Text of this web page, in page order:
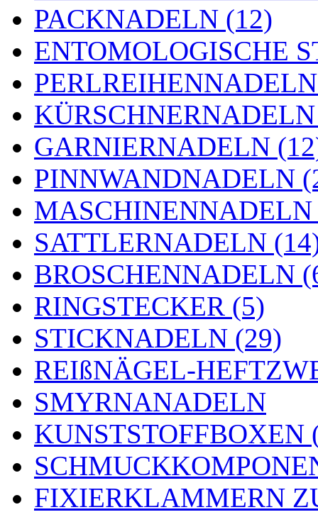
PACKNADELN (12)
ENTOMOLOGISCHE
GARNIERNADELN
PINNWANDNADELN
MASCHINENNADELN
SATTLERNADELN
BROSCHENNADELN
RINGSTECKER (5)
STICKNADELN (29)
REIßNÄGEL-
SMYRNANADELN
KUNSTSTOFFBOXEN
FIXIERKLAMMERN